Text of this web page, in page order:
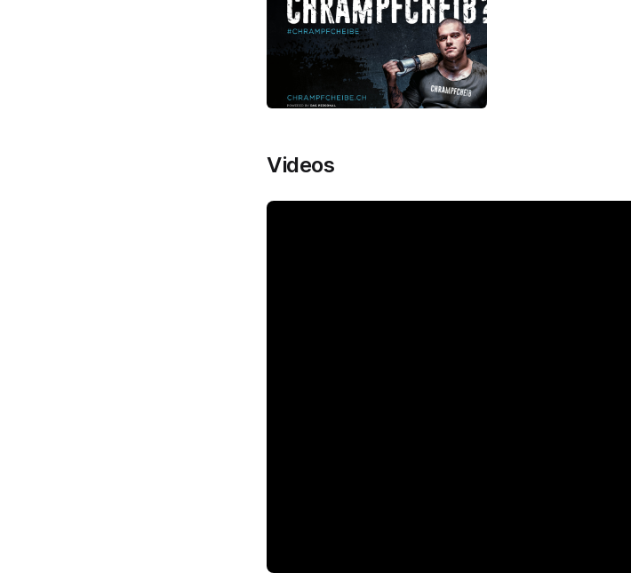
Videos